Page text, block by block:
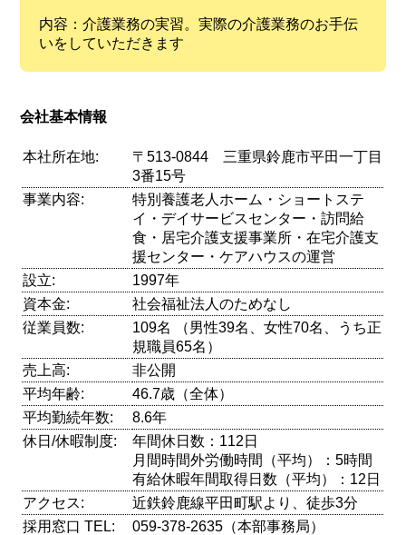
内容：介護業務の実習。実際の介護業務のお手伝
いをしていただきます
会社基本情報
本社所在地:
〒513-0844 三重県鈴鹿市平田一丁目
3番15号
事業内容:
特別養護老人ホーム・ショートステ
イ・デイサービスセンター・訪問給
食・居宅介護支援事業所・在宅介護支
援センター・ケアハウスの運営
設立:
1997年
資本金:
社会福祉法人のためなし
従業員数:
109名 （男性39名、女性70名、うち正
規職員65名）
売上高:
非公開
平均年齢:
46.7歳（全体）
平均勤続年数:
8.6年
休日/休暇制度:
年間休日数：112日
月間時間外労働時間（平均）：5時間
有給休暇年間取得日数（平均）：12日
アクセス:
近鉄鈴鹿線平田町駅より、徒歩3分
採用窓口 TEL:
059-378-2635（本部事務局）